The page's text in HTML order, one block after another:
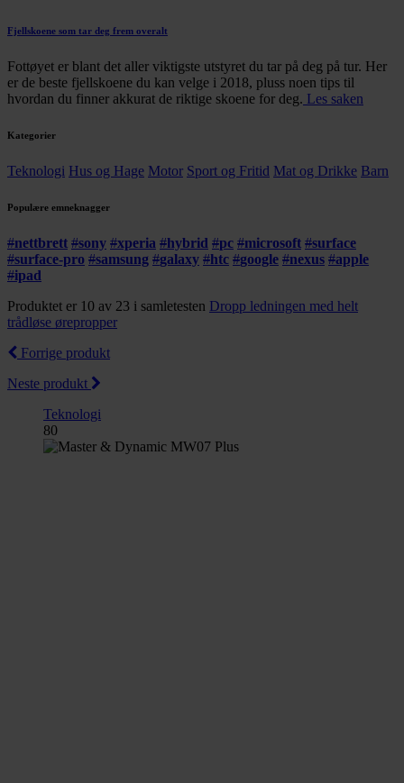
Fjellskoene som tar deg frem overalt
Fottøyet er blant det aller viktigste utstyret du tar på deg på tur. Her
er de beste fjellskoene du kan velge i 2018, pluss noen tips til
hvordan du finner akkurat de riktige skoene for deg. Les saken
Kategorier
Teknologi Hus og Hage Motor Sport og Fritid Mat og Drikke Barn
Populære emneknagger
#nettbrett #sony #xperia #hybrid #pc #microsoft #surface
#surface-pro #samsung #galaxy #htc #google #nexus #apple
#ipad
Produktet er 10 av 23 i samletesten Dropp ledningen med helt
trådløse ørepropper
Forrige produkt
Neste produkt
Teknologi
80